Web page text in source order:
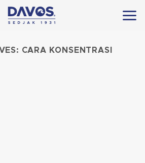
CARA KONSENTRASI